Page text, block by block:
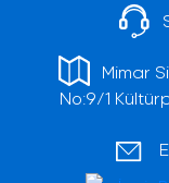
Mimar
No:9/1